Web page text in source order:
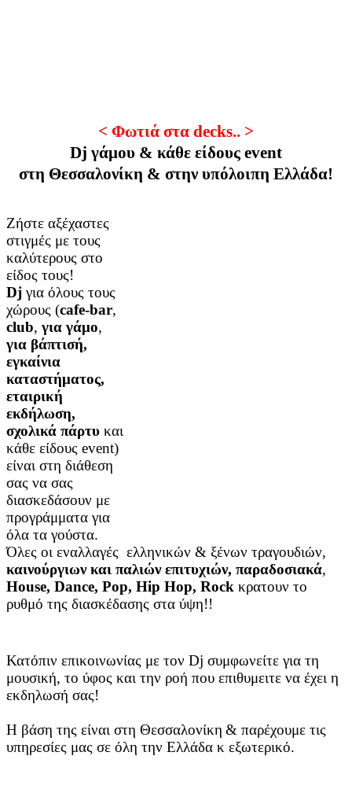
< Φωτιά στα decks.. >
Dj γάμου & κάθε είδους event
στη Θεσσαλονίκη & στην υπόλοιπη Ελλάδα!
Ζήστε αξέχαστες
στιγμές με τους
καλύτερους στο
είδος τους!
Dj για όλους τους
χώρους (cafe-bar,
club, για γάμο,
για βάπτισή,
εγκαίνια
καταστήματος,
εταιρική
εκδήλωση,
σχολικά πάρτυ και
κάθε είδους event)
είναι στη διάθεση
σας να σας
διασκεδάσουν με
προγράμματα για
όλα τα γούστα.
Όλες οι εναλλαγές ελληνικών & ξένων τραγουδιών,
καινούργιων και παλιών επιτυχιών, παραδοσιακά,
House, Dance, Pop, Hip Hop, Rock κρατουν το
ρυθμό της διασκέδασης στα ύψη!!
Κατόπιν επικοινωνίας με τον Dj συμφωνείτε για τη
μουσική, το ύφος και την ροή που επιθυμειτε να έχει η
εκδηλωσή σας!
Η βάση της είναι στη Θεσσαλονίκη & παρέχουμε τις
υπηρεσίες μας σε όλη την Ελλάδα κ εξωτερικό.